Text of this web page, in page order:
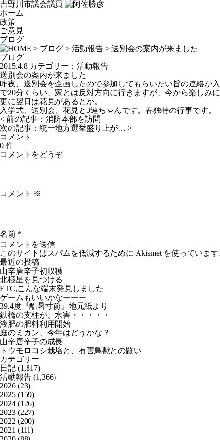
吉野川市議会議員
ホーム
政策
ご意見
ブログ
> ブログ > 活動報告 > 送別会の案内が来ました
ブログ
2015.4.8 カテゴリー： 活動報告
送別会の案内が来ました
昨夜、送別会を企画したので参加してもらいたい旨の連絡が
で20分くらい、家とは反対方向に行きますが、今から楽しみ
更に翌日は花見があるとか。
入学式、送別会、花見と3連ちゃんです。春独特の行事です。
< 前の記事： 消防本部を訪問
次の記事： 統一地方選挙盛り上が… >
コメント
0 件
コメントをどうぞ
コメント ※
名前 *
このサイトはスパムを低減するために Akismet を使っていま
最近の投稿
山辛唐辛子初収穫
北極星を見つける
ETC,こんな端末発見しました
ゲームもいいかなーーー
39.4度『酷暑寸前』地元紙より
鉄橋の支柱が、水害・・・・・
液肥の肥料利用開始
庭のミカン、今年はどうかな？
山辛唐辛子の成長
トウモロコシ栽培と、有害鳥獣との闘い
カテゴリー
日記 (1,817)
活動報告 (1,366)
2026 (23)
2025 (159)
2024 (126)
2023 (227)
2022 (200)
2021 (111)